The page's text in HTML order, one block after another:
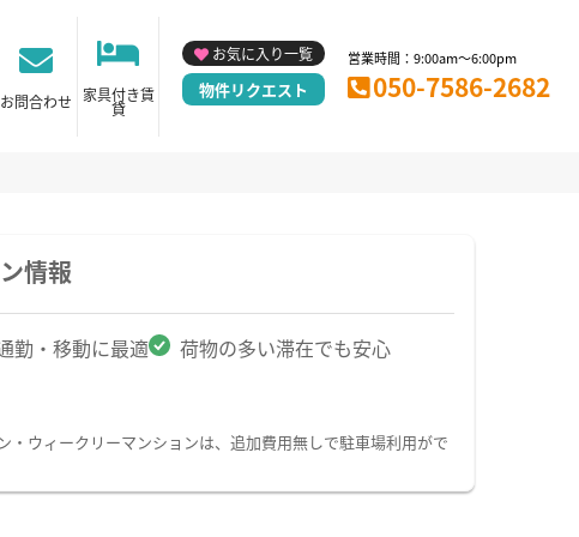
お問合わせ 家具付き賃
貸
お気に入り一覧
物件リクエスト
営業時間：9:00am～6:00pm
050-7586-2682
情報
勤・移動に最適
荷物の多い滞在でも安心
ウィークリーマンションは、追加費用無しで駐車場利用がで